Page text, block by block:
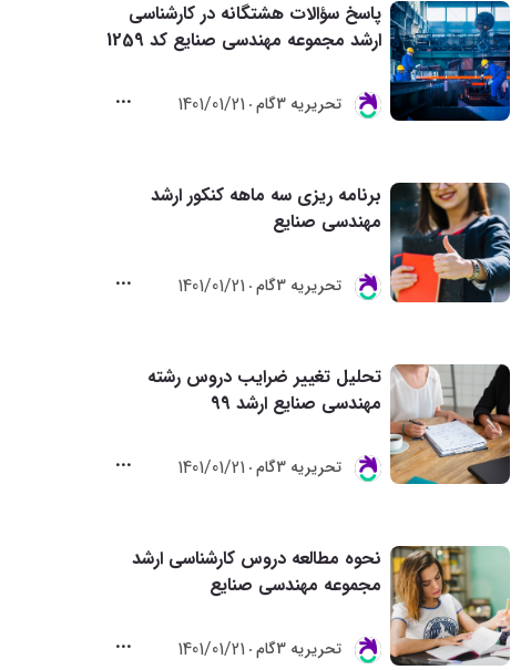
پاسخ سؤالات هشتگانه در کارشناسی
ارشد مجموعه مهندسی صنایع کد 1259
تحريريه 3گام 1401/01/21
برنامه ریزی سه ماهه کنکور ارشد
مهندسی صنایع
تحريريه 3گام 1401/01/21
تحلیل تغییر ضرایب دروس رشته
مهندسی صنایع ارشد 99
تحريريه 3گام 1401/01/21
نحوه مطالعه دروس کارشناسی ارشد
مجموعه مهندسی صنایع
تحريريه 3گام 1401/01/21